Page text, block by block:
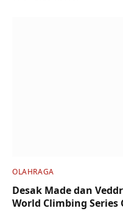
OLAHRAGA
Desak Made dan
World Climbing Series